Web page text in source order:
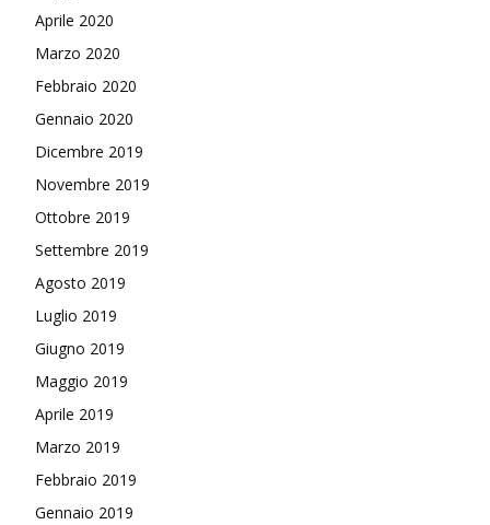
Aprile 2020
Marzo 2020
Febbraio 2020
Gennaio 2020
Dicembre 2019
Novembre 2019
Ottobre 2019
Settembre 2019
Agosto 2019
Luglio 2019
Giugno 2019
Maggio 2019
Aprile 2019
Marzo 2019
Febbraio 2019
Gennaio 2019